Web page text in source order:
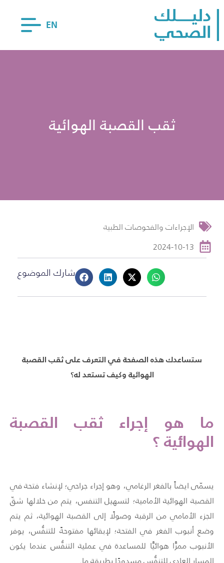
EN
ثقب القصبة الهوائية
الإجراءات والفحوصات الطبية
2024-10-13
شارك الموضوع
ستساعدك هذه الصفحة في التعرف على ثقب القصبة
الهوائية وكيف تستعد له؟
ما هو إجراء ثقب القصبة
الهوائية ؟
يسمّى ايضاً بالفغر الرغامي، وهو إجراء جراحي؛ لإنشاء فتحة في
القصبة الهوائية الأمامية؛ لتسهيل التنفس، يتم من خلالها شقّ
الجزء الأمامي من الرقبة وصولًا إلى القصبة الهوائية، ثم يتم
وضع أنبوب الفغر في الفتحة؛ لإبقائها مفتوحةً للتنفُّس، يوفر
الأنبوب ممرًّا هوائيًّا للمساعدة في عملية التنفُّس عندما يكون
المسار العادي للتنفُّس مسدودًا بطريقةٍ ما.